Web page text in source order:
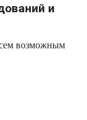
и
возможным